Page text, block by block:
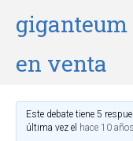
giganteum
en venta
Este debate tiene 5
última vez el hace 10 años